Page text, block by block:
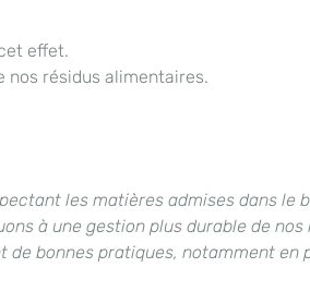
effet.
nos résidus alimentaires.
les matières admises dans le
à une gestion plus durable de
de bonnes pratiques, notamment en